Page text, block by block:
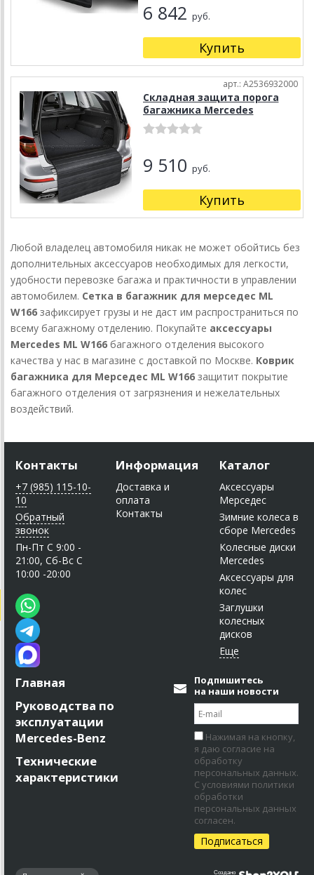
6 842 руб.
Купить
арт.: A2536932000
Складная защита порога
багажника Mercedes
9 510 руб.
Купить
Любой владелец автомобиля никак не может обойтись без
дополнительных аксессуаров необходимых для легкости,
удобности перевозке багажа и практичности в управлении
автомобилем. Сетка в багажник для мерседес ML
W166 зафиксирует грузы и не даст им распространиться по
всему багажному отделению. Покупайте аксессуары
Mercedes ML W166 багажного отделения высокого
качества у нас в магазине с доставкой по Москве. Коврик
багажника для Мерседес ML W166 защитит покрытие
багажного отделения от загрязнения и нежелательных
воздействий.
Контакты
+7 (985) 115-10-
10
Обратный
звонок
Пн-Пт C 9:00 -
21:00, Сб-Вс С
10:00 -20:00
Информация
Доставка и
оплата
Контакты
Каталог
Аксессуары
Мерседес
Зимние колеса в
сборе Mercedes
Колесные диски
Mercedes
Аксессуары для
колес
Заглушки
колесных
дисков
Главная
Руководства по
эксплуатации
Mercedes-Benz
Технические
характеристики
Подпишитесь
на наши новости
Нажимая на кнопку,
я даю согласие на
обработку
персональных данных.
С условиями политики
обработки
персональных данных
согласен.
Создано